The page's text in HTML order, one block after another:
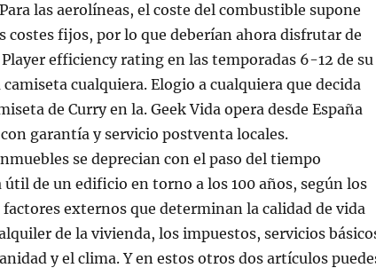
las aerolíneas, el coste del combustible supone
costes fijos, por lo que deberían ahora disfrutar de
Player efficiency rating en las temporadas 6-12 de su
camiseta cualquiera. Elogio a cualquiera que decida
de Curry en la. Geek Vida opera desde España
garantía y servicio postventa locales.
se deprecian con el paso del tiempo
de un edificio en torno a los 100 años, según los
externos que determinan la calidad de vida
de la vivienda, los impuestos, servicios
y el clima. Y en estos otros dos artículos